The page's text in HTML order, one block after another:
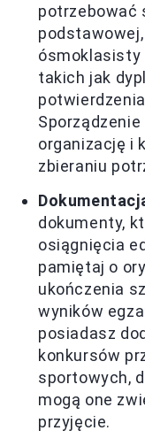
potrzebować
ósmoklasisty
takich jak
organizację i
zbieraniu
dokumenty,
osiągnięcia
pamiętaj o
ukończenia
wyników
posiadasz
konkursów
sportowych,
mogą one
przyjęcie.